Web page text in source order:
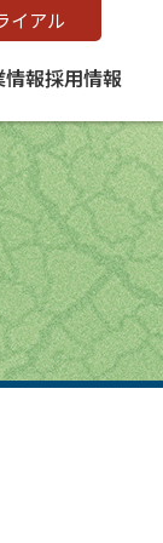
情報採用情報
イアル